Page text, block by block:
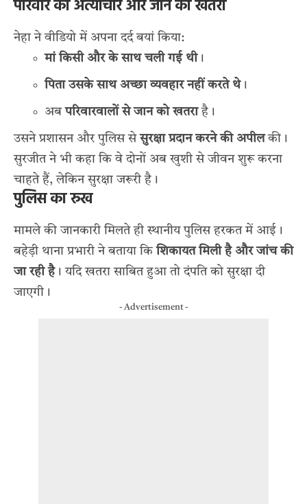
परिवार का अत्याचार और जान का खतरा
नेहा ने वीडियो में अपना दर्द बयां किया:
मां किसी और के साथ चली गई थी।
पिता उसके साथ अच्छा व्यवहार नहीं करते थे।
अबपरिवारवालों से जान को खतराहै।
उसने प्रशासन और पुलिस सेसुरक्षा प्रदान करने की अपीलकी।
सुरजीत ने भी कहा कि वे दोनों अब खुशी से जीवन शुरू करना
चाहते हैं, लेकिन सुरक्षा जरूरी है।
पुलिस का रुख
मामले की जानकारी मिलते ही स्थानीय पुलिस हरकत में आई।
बहेड़ी थाना प्रभारी ने बताया कि शिकायत मिली है और जांच की
जा रही है। यदि खतरा साबित हुआ तो दंपति को सुरक्षा दी
जाएगी।
- Advertisement -